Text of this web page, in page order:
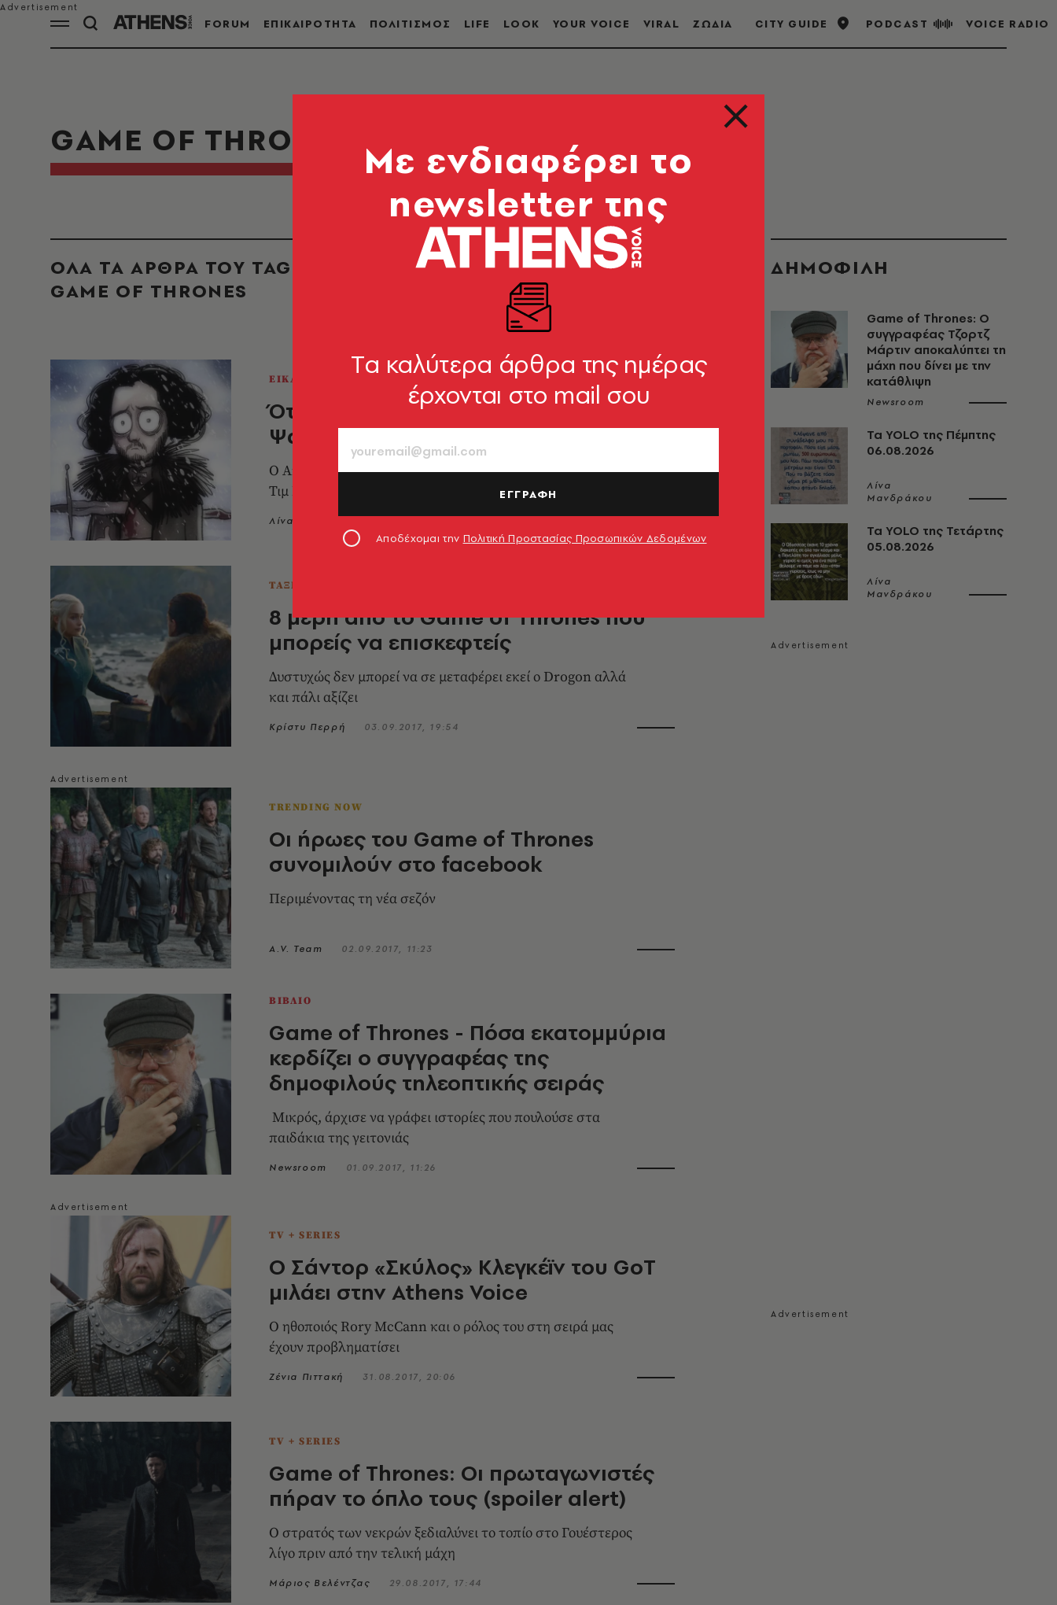
FORUM ΕΠΙΚΑΙΡΟΤΗΤΑ ΠΟΛΙΤΙΣΜΟΣ LIFE LOOK YOUR VOICE VIRAL ΖΩΔΙΑ CITY GUIDE PODCAST VOICE RADIO
GAME OF THRONES
ΟΛΑ ΤΑ ΑΡΘΡΑ ΤΟΥ TAG
GAME OF THRONES
ΕΙΚΑΣΤΙΚΑ
Όταν ο Τζον Σνόου συνάντησε τον
Ψαλιδοχέρη
Ο Andrew Tarusov σχεδιάζει το Game of Thrones με στιλ
Τιμ Μπάρτον
Λίνα Μανδράκου
ΤΑΞΙΔΙΑ
8 μέρη από το Game of Thrones που
μπορείς να επισκεφτείς
Δυστυχώς δεν μπορεί να σε μεταφέρει εκεί ο Drogon αλλά
και πάλι αξίζει
Κρίστυ Περρή 03.09.2017, 19:54
TRENDING NOW
Οι ήρωες του Game of Thrones
συνομιλούν στο facebook
Περιμένοντας τη νέα σεζόν
A.V. Team 02.09.2017, 11:23
ΒΙΒΛΙΟ
Game of Thrones - Πόσα εκατομμύρια
κερδίζει ο συγγραφέας της
δημοφιλούς τηλεοπτικής σειράς
Μικρός, άρχισε να γράφει ιστορίες που πουλούσε στα
παιδάκια της γειτονιάς
Newsroom 01.09.2017, 11:26
TV + SERIES
Ο Σάντορ «Σκύλος» Κλεγκέϊν του GoT
μιλάει στην Athens Voice
Ο ηθοποιός Rory McCann και ο ρόλος του στη σειρά μας
έχουν προβληματίσει
Ζένια Πιττακή 31.08.2017, 20:06
TV + SERIES
Game of Thrones: Οι πρωταγωνιστές
πήραν το όπλο τους (spoiler alert)
Ο στρατός των νεκρών ξεδιαλύνει το τοπίο στο Γουέστερος
λίγο πριν από την τελική μάχη
Μάριος Βελέντζας 29.08.2017, 17:44
ΔΗΜΟΦΙΛΗ
Game of Thrones: Ο
συγγραφέας Τζορτζ
Μάρτιν αποκαλύπτει τη
μάχη που δίνει με την
κατάθλιψη
Newsroom
Τα YOLO της Πέμπτης
06.08.2026
Λίνα
Μανδράκου
Τα YOLO της Τετάρτης
05.08.2026
Λίνα
Μανδράκου
Mε ενδιαφέρει το
newsletter της
Tα καλύτερα άρθρα της ημέρας
έρχονται στο mail σου
ΕΓΓΡΑΦΗ
Αποδέχομαι την Πολιτική Προστασίας Προσωπικών Δεδομένων